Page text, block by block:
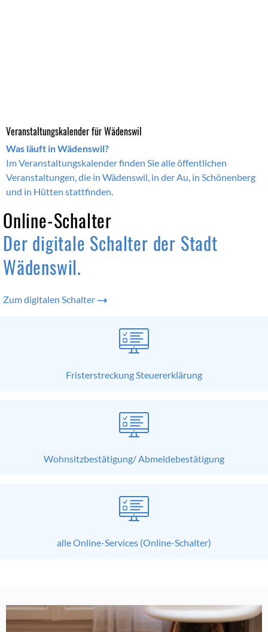
Veranstaltungskalender für Wädenswil
Was läuft in Wädenswil?
Im Veranstaltungskalender finden Sie alle öffentlichen
Veranstaltungen, die in Wädenswil, in der Au, in Schönenberg
und in Hütten stattfinden.
Online-Dienste
Online-Schalter
Der digitale Schalter der Stadt
Wädenswil.
Zum digitalen Schalter
Fristerstreckung Steuererklärung
Wohnsitzbestätigung/ Abmeldebestätigung
alle Online-Services (Online-Schalter)